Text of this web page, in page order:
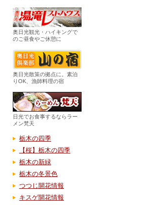
奥日光観光・ハイキングで
のご昼食やご休憩に
奥日光散策の拠点に。素泊
りOK、漁師料理の宿
日光でお食事するならラー
メン梵天
栃木の四季
【桜】栃木の四季
栃木の新緑
栃木の冬景色
つつじ開花情報
キスゲ開花情報